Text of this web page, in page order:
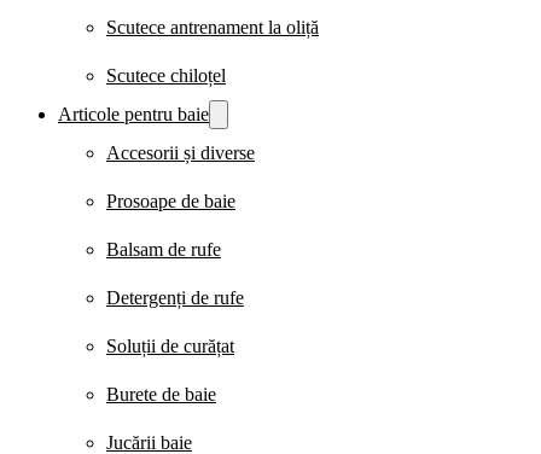
Scutece antrenament la oliță
Scutece chiloțel
Articole pentru baie
Accesorii și diverse
Prosoape de baie
Balsam de rufe
Detergenți de rufe
Soluții de curățat
Burete de baie
Jucării baie